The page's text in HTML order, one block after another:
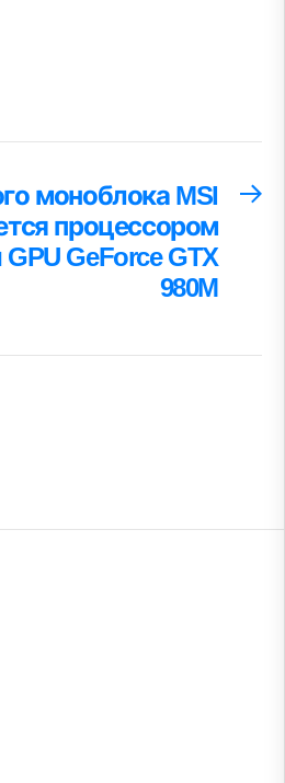
моноблока MSI
процессором
GeForce GTX
980M